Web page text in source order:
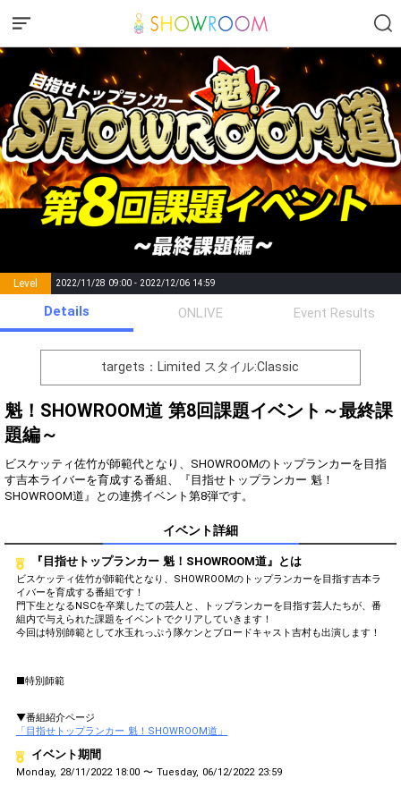
Level 2022/11/28 09:00 - 2022/12/06 14:59
Points List of Goal
number of
positions
Rema
Event Begins!
オリジナルアバター制作権獲
得！
Gifting
Throw gifts to the stage and join
the live performance.
Show Gold to purchase gifts
continue to send gifts to the
performer(s), the performer's
popularity ranking and your
ranking go up.
To cheer on performers, you can
send them gifts.
You can post comments. Please
refrain from posting comments
that may offend performers or
other users.
Close
Details ONLIVE Event Results
targets：Limited スタイル:Classic
魁！SHOWROOM道 第8回課題イベント～最終課
題編～
ビスケッティ佐竹が師範代となり、SHOWROOMのトップランカーを目指
す吉本ライバーを育成する番組、『目指せトップランカー 魁！
SHOWROOM道』との連携イベント第8弾です。
イベント詳細
『目指せトップランカー 魁！SHOWROOM道』とは
ビスケッティ佐竹が師範代となり、SHOWROOMのトップランカーを目指す吉本ラ
イバーを育成する番組です！
門下生となるNSCを卒業したての芸人と、トップランカーを目指す芸人たちが、番
組内で与えられた課題をイベントでクリアしていきます！
今回は特別師範として水玉れっぷう隊ケンとブロードキャスト吉村も出演します！
■特別師範
▼番組紹介ページ
「目指せトップランカー 魁！SHOWROOM道」
イベント期間
Monday, 28/11/2022 18:00 〜 Tuesday, 06/12/2022 23:59